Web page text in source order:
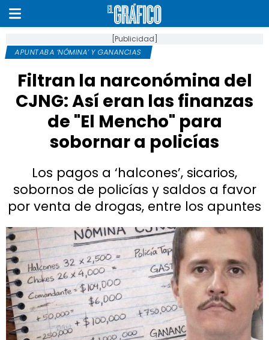
[Publicidad]
APUNTABA ‘NÓMINA’ Y GANANCIAS
Filtran la narconómina del
CJNG: Así eran las finanzas
de "El Mencho" para
sobornar a policías
Los pagos a ‘halcones’, sicarios,
sobornos de policías y saldos a favor
por venta de drogas, entre los apuntes